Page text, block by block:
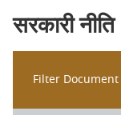
सरकारी नीति
Filter